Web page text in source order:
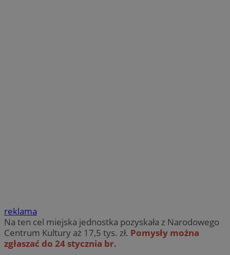
reklama
Na ten cel miejska jednostka pozyskała z Narodowego
Centrum Kultury aż 17,5 tys. zł. Pomysły można
zgłaszać do 24 stycznia br.